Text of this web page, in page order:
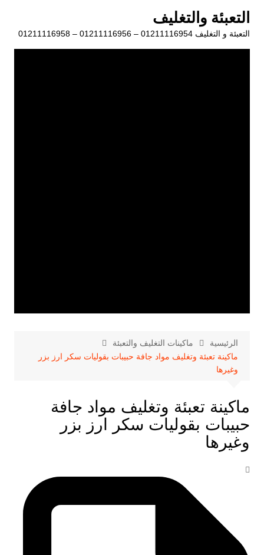
المحتوى
التعبئة والتغليف
التعبئة و التغليف 01211116954 – 01211116956 – 01211116958
الرئيسية
ماكينات التغليف والتعبئة
ماكينة تعبئة وتغليف مواد جافة حبيبات بقوليات سكر ارز بزر
وغيرها
ماكينة تعبئة وتغليف مواد جافة
حبيبات بقوليات سكر ارز بزر
وغيرها